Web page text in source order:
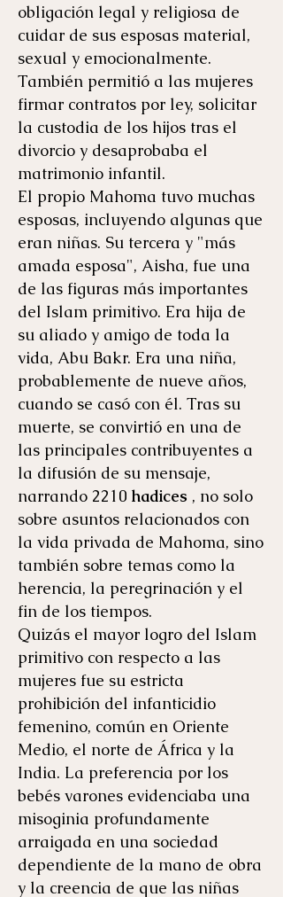
obligación legal y religiosa de
cuidar de sus esposas material,
sexual y emocionalmente.
También permitió a las mujeres
firmar contratos por ley, solicitar
la custodia de los hijos tras el
divorcio y desaprobaba el
matrimonio infantil.
El propio Mahoma tuvo muchas
esposas, incluyendo algunas que
eran niñas. Su tercera y "más
amada esposa", Aisha, fue una
de las figuras más importantes
del Islam primitivo. Era hija de
su aliado y amigo de toda la
vida, Abu Bakr. Era una niña,
probablemente de nueve años,
cuando se casó con él. Tras su
muerte, se convirtió en una de
las principales contribuyentes a
la difusión de su mensaje,
narrando 2210 hadices , no solo
sobre asuntos relacionados con
la vida privada de Mahoma, sino
también sobre temas como la
herencia, la peregrinación y el
fin de los tiempos.
Quizás el mayor logro del Islam
primitivo con respecto a las
mujeres fue su estricta
prohibición del infanticidio
femenino, común en Oriente
Medio, el norte de África y la
India. La preferencia por los
bebés varones evidenciaba una
misoginia profundamente
arraigada en una sociedad
dependiente de la mano de obra
y la creencia de que las niñas